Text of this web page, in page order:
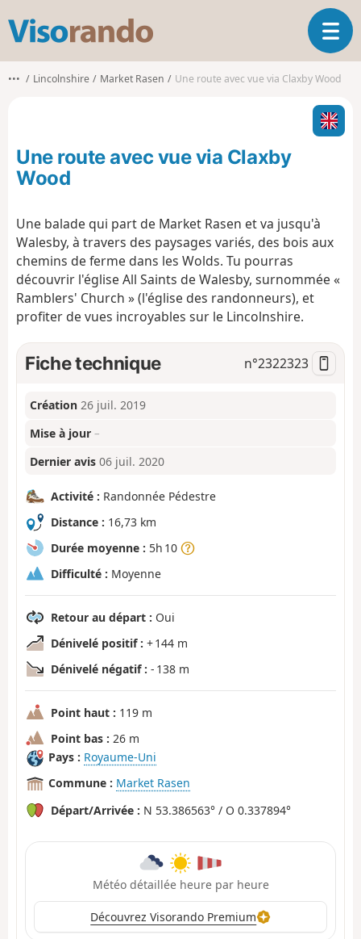
s
o
o
O
u
i
r
l
g
••• Lincolnshire Market Rasen Une route avec vue via Claxby Wood
Une route avec vue via Claxby
Wood
Une balade qui part de Market Rasen et va jusqu'à
Walesby, à travers des paysages variés, des bois aux
chemins de ferme dans les Wolds. Tu pourras
découvrir l'église All Saints de Walesby, surnommée «
Ramblers' Church » (l'église des randonneurs), et
profiter de vues incroyables sur le Lincolnshire.
Fiche technique n°2322323
Création 26 juil. 2019
Mise à jour –
Dernier avis 06 juil. 2020
Activité : Randonnée Pédestre
Distance : 16,73 km
Durée moyenne : 5h 10
Difficulté : Moyenne
Retour au départ : Oui
Dénivelé positif : + 144 m
Dénivelé négatif : - 138 m
Point haut : 119 m
Point bas : 26 m
Pays : Royaume-Uni
Commune : Market Rasen
Départ/Arrivée : N 53.386563° / O 0.337894°
Météo détaillée heure par heure
Découvrez Visorando Premium